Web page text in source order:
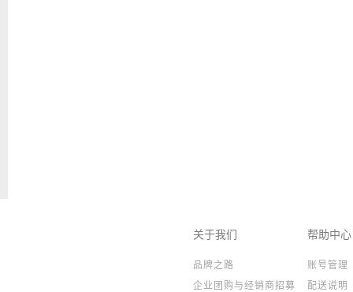
关于我们
品牌之路
企业团购与经销商招募
帮助中心
账号管理
配送说明